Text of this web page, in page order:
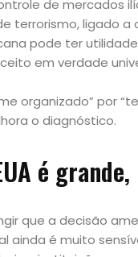
de mercados
terrorismo, ligado a
pode ter
em verdade
organizado” por
o diagnóstico.
é
que a decisão
ainda é muito